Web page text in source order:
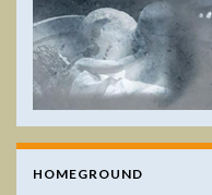
HOMEGROUND